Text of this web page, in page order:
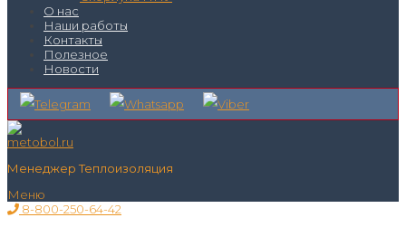
О нас
Наши работы
Контакты
Полезное
Новости
Менеджер Теплоизоляция
Меню
8-800-250-64-42